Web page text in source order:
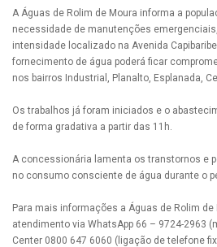
A Águas de Rolim de Moura informa a
necessidade de manutenções
intensidade localizado na Avenida
fornecimento de água poderá ficar
nos bairros Industrial, Planalto, Esplanada,
Os trabalhos já foram iniciados e o
de forma gradativa a partir das 11h.
A concessionária lamenta os transtornos e
no consumo consciente de água durante o
Para mais informações a Águas de Rolim
atendimento via WhatsApp 66 – 9724-2963
Center 0800 647 6060 (ligação de telefone